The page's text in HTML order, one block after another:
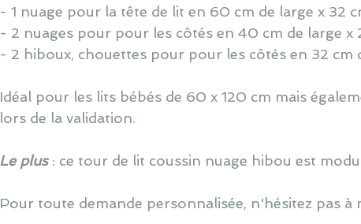
- 1 nuage pour la tête de lit en 60 cm de large x 32
- 2 nuages pour pour les côtés en 40 cm de large x
- 2 hiboux, chouettes pour pour les côtés en 32 cm
Idéal pour les lits bébés de 60 x 120 cm mais
lors de la validation.
Le plus: ce tour de lit coussin nuage hibou est
Pour toute demande personnalisée, n'hésitez pas à